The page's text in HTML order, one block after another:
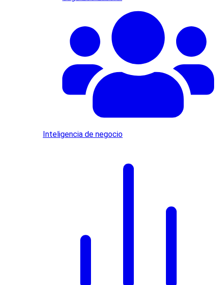
Inteligencia de negocio